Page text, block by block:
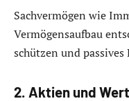
Sachvermögen wie
Vermögensaufbau
schützen und
2. Aktien und